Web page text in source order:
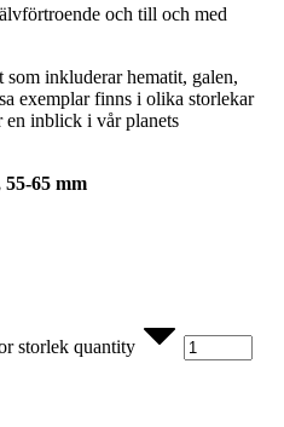
och till och med
inkluderar hematit, galen,
exemplar finns i olika storlekar
inblick i vår planets
65 mm
storlek quantity